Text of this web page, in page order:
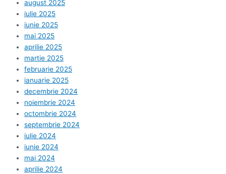
august 2025
iulie 2025
iunie 2025
mai 2025
aprilie 2025
martie 2025
februarie 2025
ianuarie 2025
decembrie 2024
noiembrie 2024
octombrie 2024
septembrie 2024
iulie 2024
iunie 2024
mai 2024
aprilie 2024